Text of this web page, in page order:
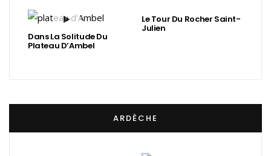
Dans La Solitude Du
Plateau D’Ambel
Le Tour Du Rocher Saint-
Julien
ARDÈCHE